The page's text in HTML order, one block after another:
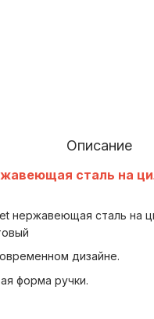
Описание
сталь на
нержавеющая сталь на
дизайне.
форма ручки.